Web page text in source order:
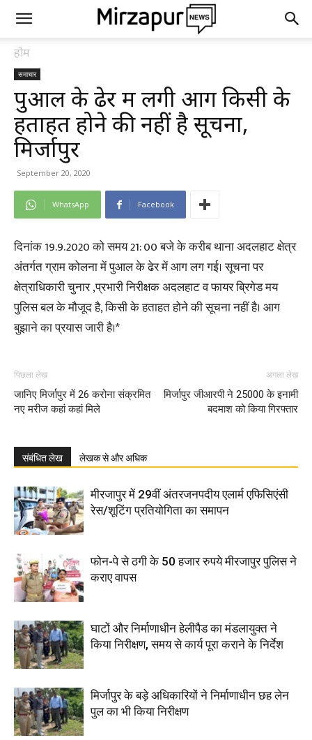
होम
समाचार
पुआल के ढेर में लगी आग किसी के
हताहत होने की नहीं है सूचना,
मिर्जापुर
September 20, 2020
WhatsApp Facebook
दिनांक 19.9.2020 को समय 21: 00 बजे के करीब थाना अदलहाट क्षेत्र
अंतर्गत ग्राम कोलना में पुआल के ढेर में आग लग गई। सूचना पर
क्षेत्राधिकारी चुनार ,प्रभारी निरीक्षक अदलहाट व फायर ब्रिगेड मय
पुलिस बल के मौजूद है, किसी के हताहत होने की सूचना नहीं है। आग
बुझाने का प्रयास जारी है।*
पिछला लेख
जानिए मिर्जापुर में 26 करोना संक्रमित
नए मरीज कहां कहां मिले
अगला लेख
मिर्जापुर जीआरपी ने 25000 के इनामी
बदमाश को किया गिरफ्तार
संबंधित लेख लेखक से और अधिक
मीरजापुर में 29वीं अंतरजनपदीय एलार्म एफिसिएंसी
रेस/शूटिंग प्रतियोगिता का समापन
फोन-पे से ठगी के 50 हजार रुपये मीरजापुर पुलिस ने
कराए वापस
घाटों और निर्माणाधीन हेलीपैड का मंडलायुक्त ने
किया निरीक्षण, समय से कार्य पूरा कराने के निर्देश
मिर्जापुर के बड़े अधिकारियों ने निर्माणाधीन छह लेन
पुल का भी किया निरीक्षण